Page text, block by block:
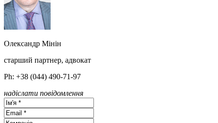
Олександр Мінін
старший партнер, адвокат
Ph: +38 (044) 490-71-97
надіслати повідомлення